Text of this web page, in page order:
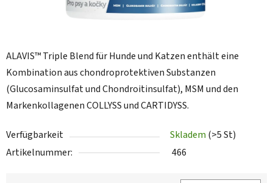
ALAVIS™ Triple Blend für Hunde und Katzen enthält eine
Kombination aus chondroprotektiven Substanzen
(Glucosaminsulfat und Chondroitinsulfat), MSM und den
Markenkollagenen COLLYSS und CARTIDYSS.
Verfügbarkeit Skladem (>5 St)
Artikelnummer:
466